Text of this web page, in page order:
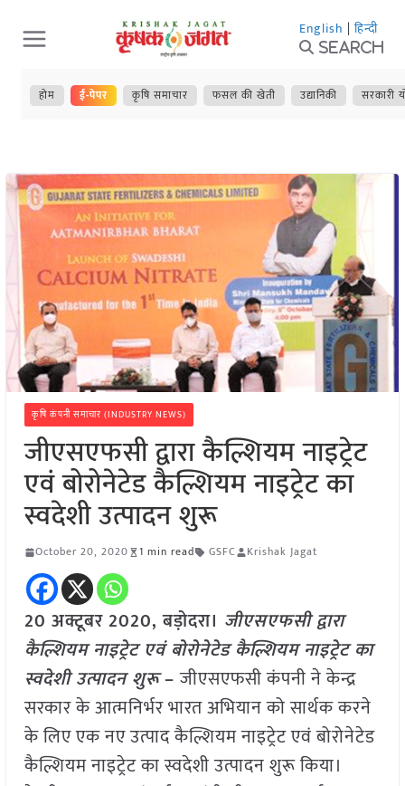
Skip
to
content
English | हिन्दी
Search
होम ई-पेपर कृषि समाचार फसल की खेती उद्यानिकी सरकारी
कृषि कंपनी समाचार (INDUSTRY NEWS)
जीएसएफसी द्वारा कैल्शियम नाइट्रेट
एवं बोरोनेटेड कैल्शियम नाइट्रेट का
स्वदेशी उत्पादन शुरू
October 20, 2020 1 min read GSFC Krishak Jagat
20 अक्टूबर 2020, बड़ोदरा। जीएसएफसी द्वारा
कैल्शियम नाइट्रेट एवं बोरोनेटेड कैल्शियम नाइट्रेट का
स्वदेशी उत्पादन शुरू–जीएसएफसी कंपनी ने केन्द्र
सरकार के आत्मनिर्भर भारत अभियान को सार्थक करने
के लिए एक नए उत्पाद कैल्शियम नाइट्रेट एवं बोरोनेटेड
कैल्शियम नाइट्रेट का स्वदेशी उत्पादन शुरू किया।